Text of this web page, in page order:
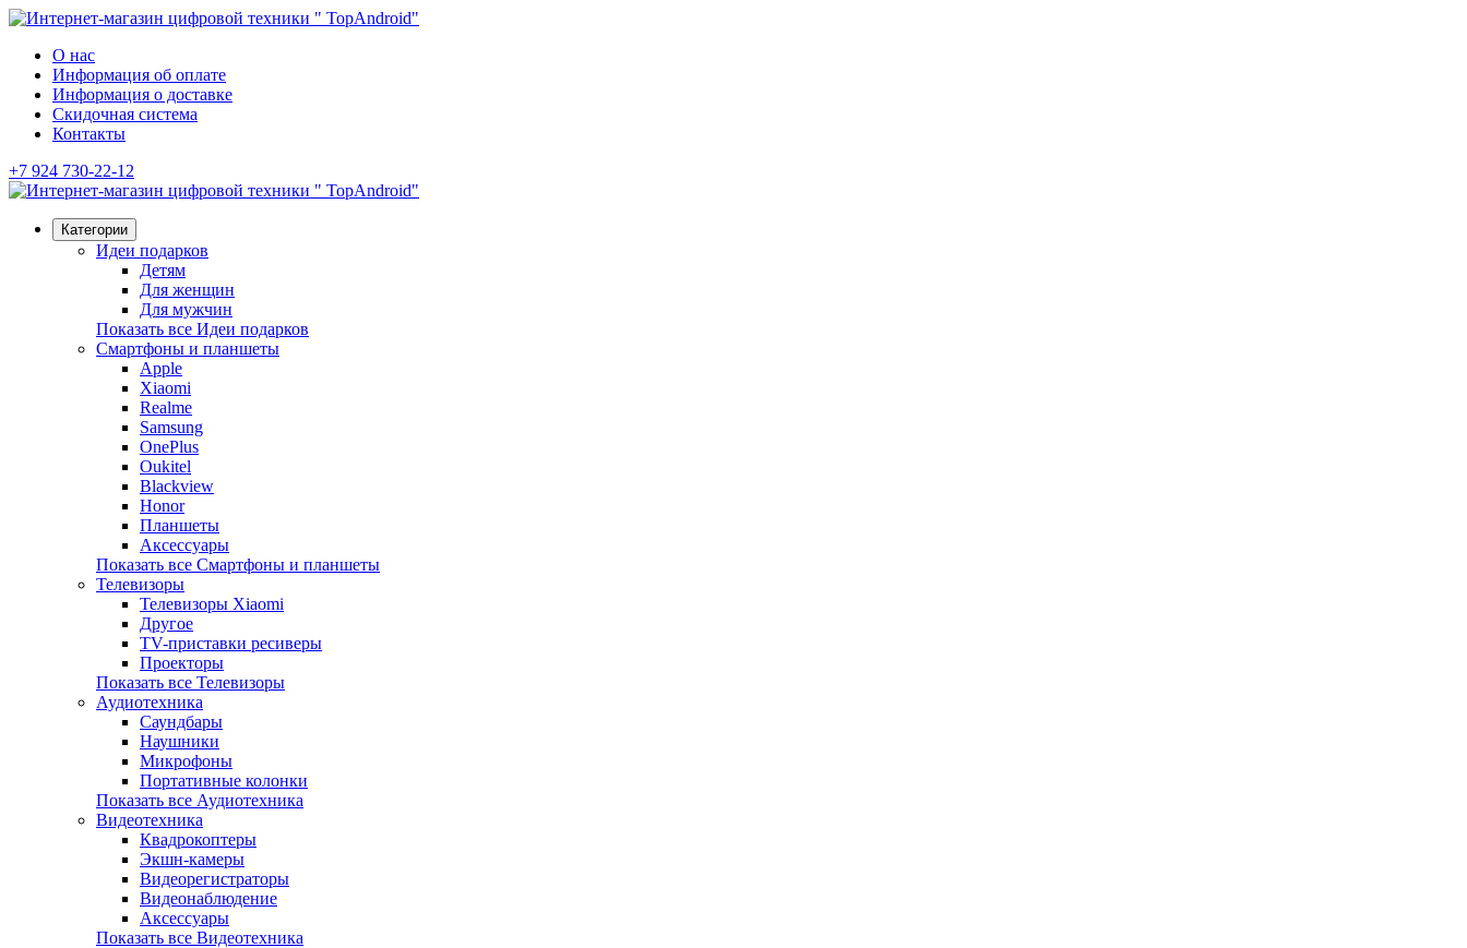
О нас
Информация об оплате
Информация о доставке
Скидочная система
Контакты
+7 924 730-22-12
Категории
Идеи подарков
Детям
Для женщин
Для мужчин
Показать все Идеи подарков
Смартфоны и планшеты
Apple
Xiaomi
Realme
Samsung
OnePlus
Oukitel
Blackview
Honor
Планшеты
Аксессуары
Показать все Смартфоны и планшеты
Телевизоры
Телевизоры Xiaomi
Другое
TV-приставки ресиверы
Проекторы
Показать все Телевизоры
Аудиотехника
Саундбары
Наушники
Микрофоны
Портативные колонки
Показать все Аудиотехника
Видеотехника
Квадрокоптеры
Экшн-камеры
Видеорегистраторы
Видеонаблюдение
Аксессуары
Показать все Видеотехника